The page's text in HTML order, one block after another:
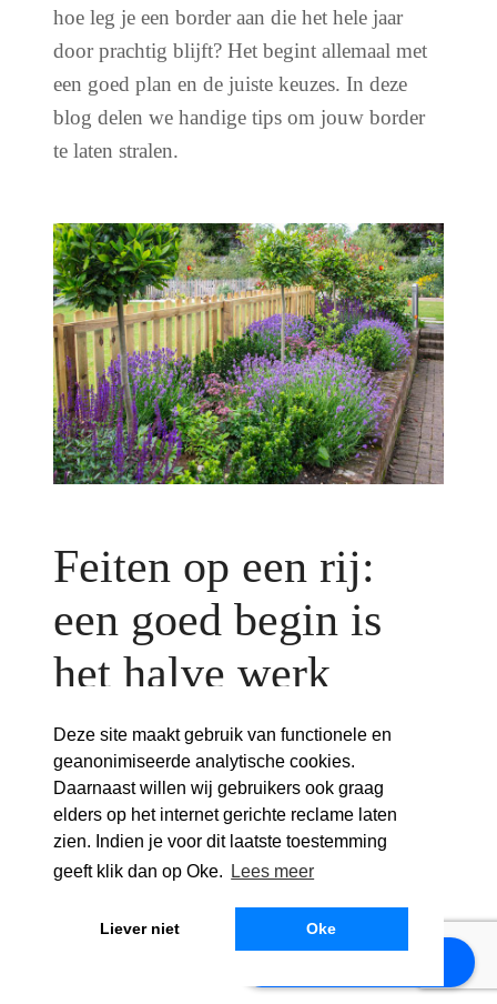
Deze site maakt gebruik van functionele en
geanonimiseerde analytische cookies.
Daarnaast willen wij gebruikers ook graag
elders op het internet gerichte reclame laten
zien. Indien je voor dit laatste toestemming
geeft klik dan op Oke.
Lees meer
Liever niet
Oke
Plan je offerteafspraak
hoe leg je een border aan die het hele jaar
door prachtig blijft? Het begint allemaal met
een goed plan en de juiste keuzes. In deze
blog delen we handige tips om jouw border
te laten stralen.
Feiten op een rij:
een goed begin is
het halve werk
Voordat je begint met planten, is het
belangrijk om rekening te houden met:
Standplaats: Bepaal hoeveel zon of
schaduw de border krijgt en kies planten
Bodemtype
: Controleer of je grond